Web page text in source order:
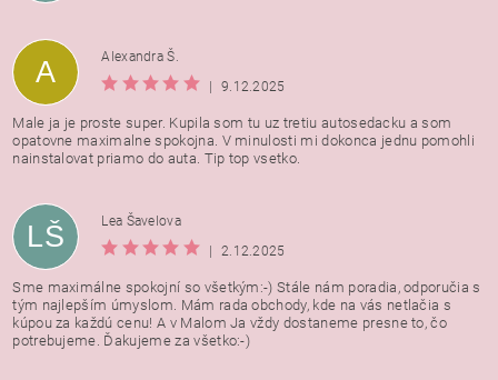
A
Alexandra Š.
|
9.12.2025
Male ja je proste super. Kupila som tu uz tretiu autosedacku a som
opatovne maximalne spokojna. V minulosti mi dokonca jednu pomohli
nainstalovat priamo do auta. Tip top vsetko.
LŠ
Lea Šavelova
|
2.12.2025
Sme maximálne spokojní so všetkým:-) Stále nám poradia, odporučia s
tým najlepším úmyslom. Mám rada obchody, kde na vás netlačia s
kúpou za každú cenu! A v Malom Ja vždy dostaneme presne to, čo
potrebujeme. Ďakujeme za všetko:-)